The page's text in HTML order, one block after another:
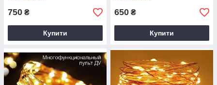
750 ₴
Купити
650 ₴
Купити